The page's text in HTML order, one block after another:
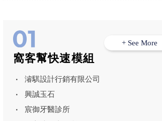
窩客幫快速模組
濬騏設計行銷有限公司
興誠玉石
宸御牙醫診所
+ See More